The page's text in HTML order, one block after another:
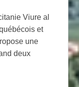
Viure al
et
une
deux